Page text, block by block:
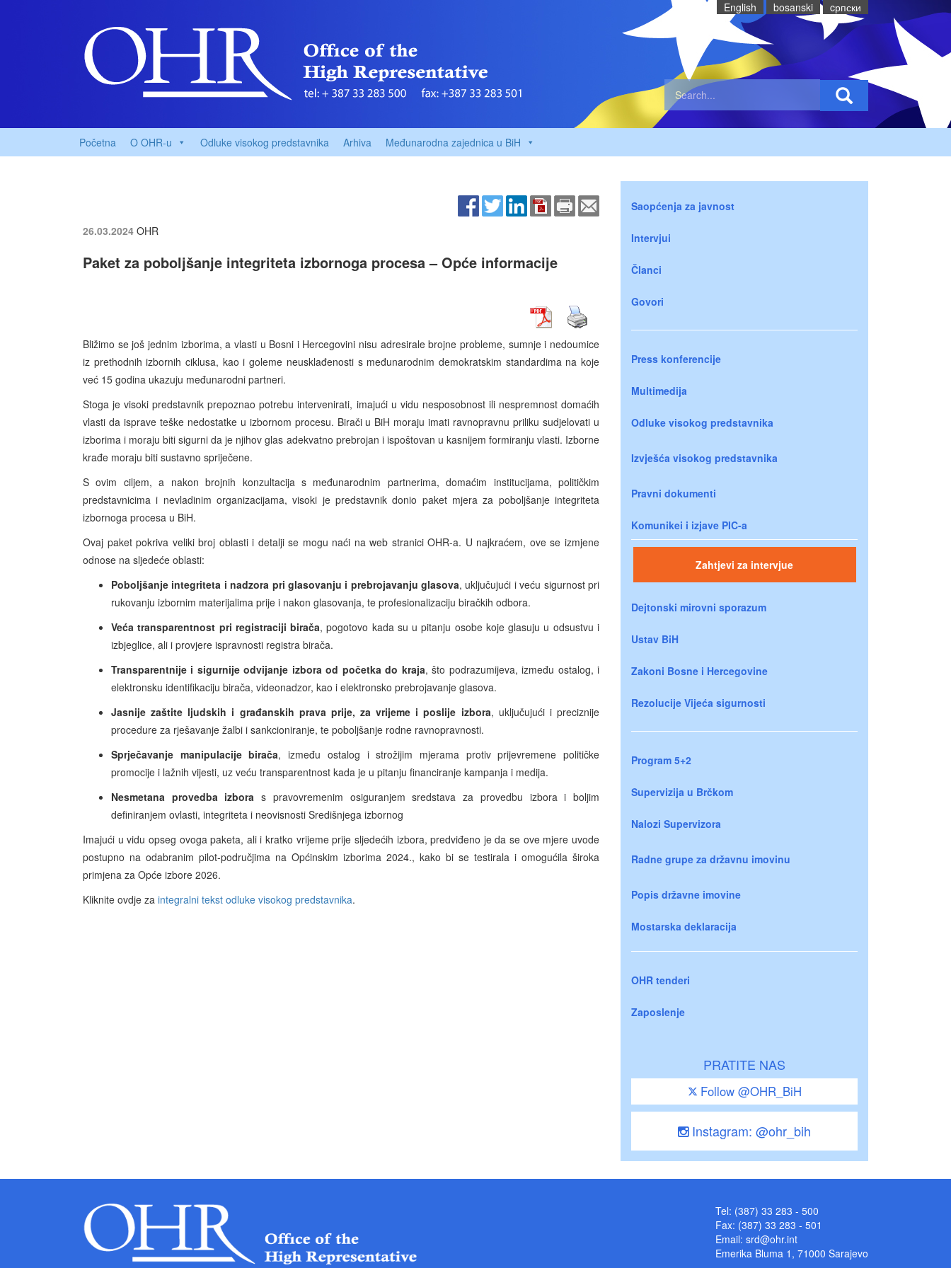
English bosanski cрпски
Početna O OHR-u Odluke visokog predstavnika Arhiva Međunarodna zajednica u BiH
26.03.2024 OHR
Paket za poboljšanje integriteta izbornoga procesa – Opće informacije
Bližimo se još jednim izborima, a vlasti u Bosni i Hercegovini nisu adresirale brojne probleme, sumnje i nedoumice
iz prethodnih izbornih ciklusa, kao i goleme neusklađenosti s međunarodnim demokratskim standardima na koje
već 15 godina ukazuju međunarodni partneri.
Stoga je visoki predstavnik prepoznao potrebu intervenirati, imajući u vidu nesposobnost ili nespremnost domaćih
vlasti da isprave teške nedostatke u izbornom procesu. Birači u BiH moraju imati ravnopravnu priliku sudjelovati u
izborima i moraju biti sigurni da je njihov glas adekvatno prebrojan i ispoštovan u kasnijem formiranju vlasti. Izborne
krađe moraju biti sustavno spriječene.
S ovim ciljem, a nakon brojnih konzultacija s međunarodnim partnerima, domaćim institucijama, političkim
predstavnicima i nevladinim organizacijama, visoki je predstavnik donio paket mjera za poboljšanje integriteta
izbornoga procesa u BiH.
Ovaj paket pokriva veliki broj oblasti i detalji se mogu naći na web stranici OHR-a. U najkraćem, ove se izmjene
odnose na sljedeće oblasti:
Poboljšanje integriteta i nadzora pri glasovanju i prebrojavanju glasova, uključujući i veću sigurnost pri
rukovanju izbornim materijalima prije i nakon glasovanja, te profesionalizaciju biračkih odbora.
Veća transparentnost pri registraciji birača, pogotovo kada su u pitanju osobe koje glasuju u odsustvu i
izbjeglice, ali i provjere ispravnosti registra birača.
Transparentnije i sigurnije odvijanje izbora od početka do kraja, što podrazumijeva, između ostalog, i
elektronsku identifikaciju birača, videonadzor, kao i elektronsko prebrojavanje glasova.
Jasnije zaštite ljudskih i građanskih prava prije, za vrijeme i poslije izbora, uključujući i preciznije
procedure za rješavanje žalbi i sankcioniranje, te poboljšanje rodne ravnopravnosti.
Sprječavanje manipulacije birača, između ostalog i strožijim mjerama protiv prijevremene političke
promocije i lažnih vijesti, uz veću transparentnost kada je u pitanju financiranje kampanja i medija.
Nesmetana provedba izbora s pravovremenim osiguranjem sredstava za provedbu izbora i boljim
definiranjem ovlasti, integriteta i neovisnosti Središnjega izbornog
Imajući u vidu opseg ovoga paketa, ali i kratko vrijeme prije sljedećih izbora, predviđeno je da se ove mjere uvode
postupno na odabranim pilot-područjima na Općinskim izborima 2024., kako bi se testirala i omogućila široka
primjena za Opće izbore 2026.
Kliknite ovdje za integralni tekst odluke visokog predstavnika.
Saopćenja za javnost
Intervjui
Članci
Govori
Press konferencije
Multimedija
Odluke visokog predstavnika
Izvješća visokog predstavnika
Pravni dokumenti
Komunikei i izjave PIC-a
Zahtjevi za intervjue
Dejtonski mirovni sporazum
Ustav BiH
Zakoni Bosne i Hercegovine
Rezolucije Vijeća sigurnosti
Program 5+2
Supervizija u Brčkom
Nalozi Supervizora
Radne grupe za državnu imovinu
Popis državne imovine
Mostarska deklaracija
OHR tenderi
Zaposlenje
PRATITE NAS
Follow @OHR_BiH
Instagram: @ohr_bih
Tel: (387) 33 283 - 500
Fax: (387) 33 283 - 501
Email: srd@ohr.int
Emerika Bluma 1, 71000 Sarajevo